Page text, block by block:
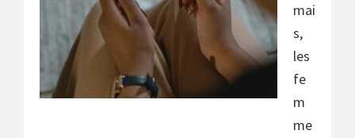
mai
s,
les
fe
m
me